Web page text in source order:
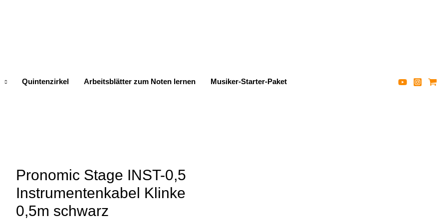
Quintenzirkel Arbeitsblätter zum Noten lernen Musiker-Starter-Paket
Pronomic Stage INST-0,5
Instrumentenkabel Klinke
0,5m schwarz